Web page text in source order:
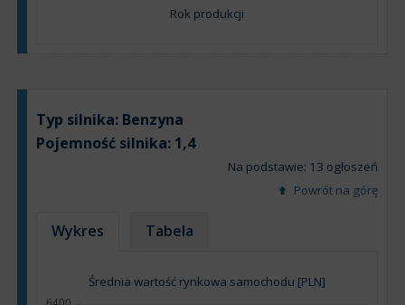
Rok produkcji
Typ silnika: Benzyna
Pojemność silnika: 1,4
Na podstawie: 13 ogłoszeń
Powrót na górę
Wykres Tabela
Średnia wartość rynkowa samochodu [PLN]